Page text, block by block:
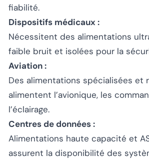
fiabilité.
Dispositifs médicaux :
Nécessitent des alimentations
faible bruit et isolées pour la
Aviation :
Des alimentations spécialisées et
alimentent l’avionique, les
l’éclairage.
Centres de données :
Alimentations haute capacité et
assurent la disponibilité des